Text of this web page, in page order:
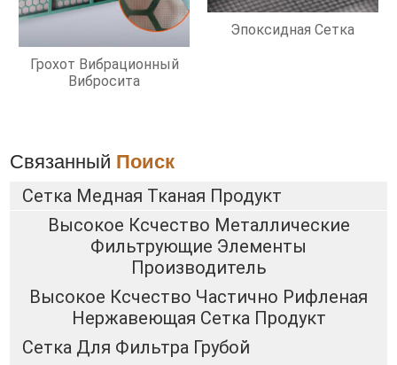
Грохот Вибрационный
Вибросита
Эпоксидная Сетка
Связанный Поиск
Сетка Медная Тканая Продукт
Высокое Ксчество Металлические
Фильтрующие Элементы
Производитель
Высокое Ксчество Частично Рифленая
Нержавеющая Сетка Продукт
Сетка Для Фильтра Грубой